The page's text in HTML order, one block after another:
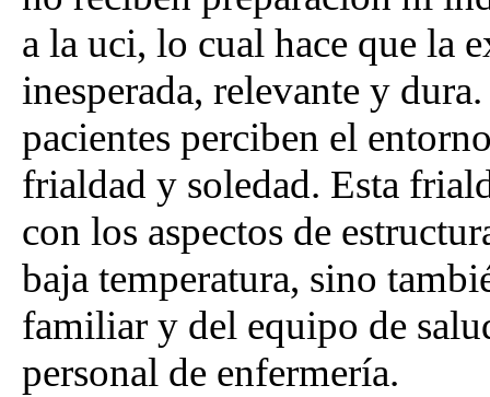
a la uci, lo cual hace que la
inesperada, relevante y
pacientes perciben el
frialdad y soledad. Esta
con los aspectos de
baja temperatura, sino
familiar y del equipo de
personal de enfermería.